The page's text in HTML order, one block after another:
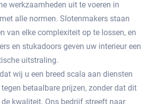
werkzaamheden uit te voeren in
alle normen. Slotenmakers staan
van elke complexiteit op te lossen, en
en stukadoors geven uw interieur een
uitstraling.
wij u een breed scala aan diensten
betaalbare prijzen, zonder dat dit
kwaliteit. Ons bedrijf streeft naar